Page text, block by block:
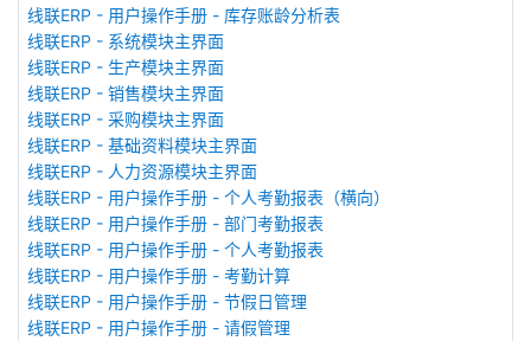
线联ERP - 用户操作手册 - 库存账龄分析表
线联ERP - 系统模块主界面
线联ERP - 生产模块主界面
线联ERP - 销售模块主界面
线联ERP - 采购模块主界面
线联ERP - 基础资料模块主界面
线联ERP - 人力资源模块主界面
线联ERP - 用户操作手册 - 个人考勤报表（横向）
线联ERP - 用户操作手册 - 部门考勤报表
线联ERP - 用户操作手册 - 个人考勤报表
线联ERP - 用户操作手册 - 考勤计算
线联ERP - 用户操作手册 - 节假日管理
线联ERP - 用户操作手册 - 请假管理